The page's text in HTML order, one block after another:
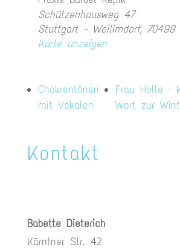
Schützenhausweg 47
Stuttgart - Weilimdorf, 70499
Karte anzeigen
Chakrentönen
mit Vokalen
Frau Holle –
Wort zur
Kontakt
Babette Dieterich
Kärntner Str. 42